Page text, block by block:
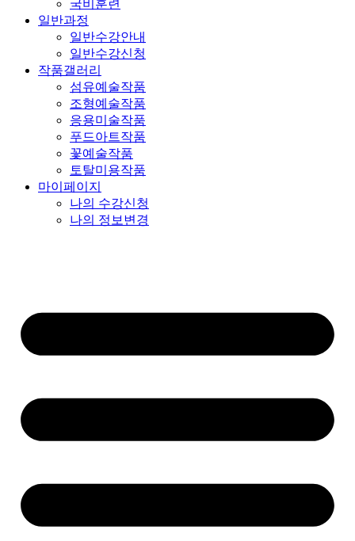
국비훈련
일반과정
일반수강안내
일반수강신청
작품갤러리
섬유예술작품
조형예술작품
응용미술작품
푸드아트작품
꽃예술작품
토탈미용작품
마이페이지
나의 수강신청
나의 정보변경